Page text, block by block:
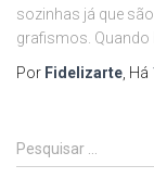
sozinhas já que
grafismos. Quando
Por Fidelizarte , Há
P
e
Pesquisar …